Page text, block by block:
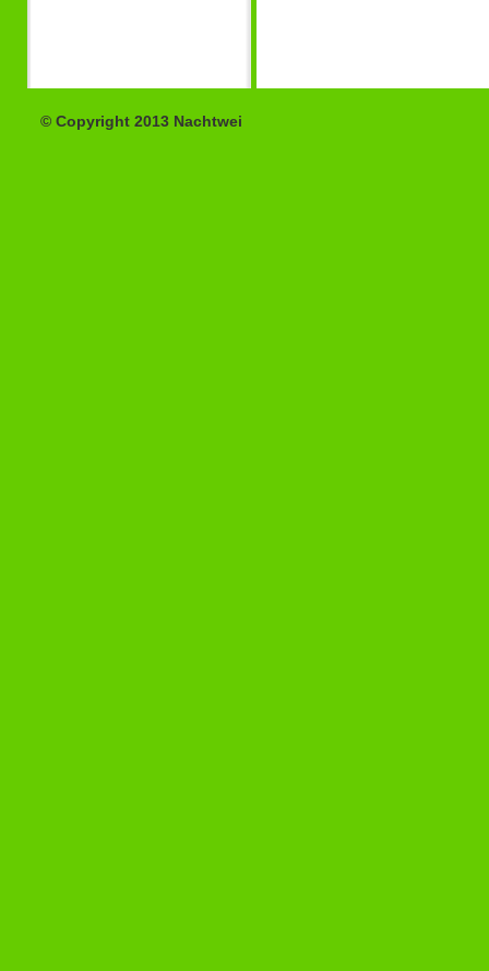
© Copyright 2013 Nachtwei